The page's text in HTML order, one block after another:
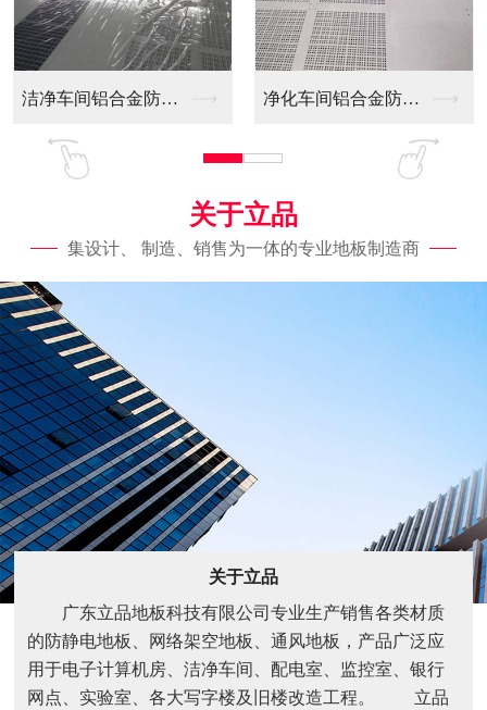
洁净车间铝合金防静电... 净化车间铝合金防静电... 全铝防
关于立品
集设计、 制造、销售为一体的专业地板制造商
关于立品
广东立品地板科技有限公司专业生产销售各类材质
的防静电地板、网络架空地板、通风地板，产品广泛应
用于电子计算机房、洁净车间、配电室、监控室、银行
网点、实验室、各大写字楼及旧楼改造工程。 立品